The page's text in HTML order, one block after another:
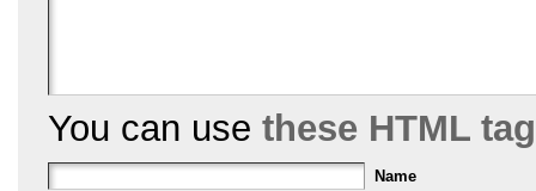
You can use these HTML
Name